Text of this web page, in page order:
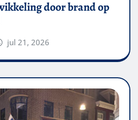
door brand op
jul 21, 2026